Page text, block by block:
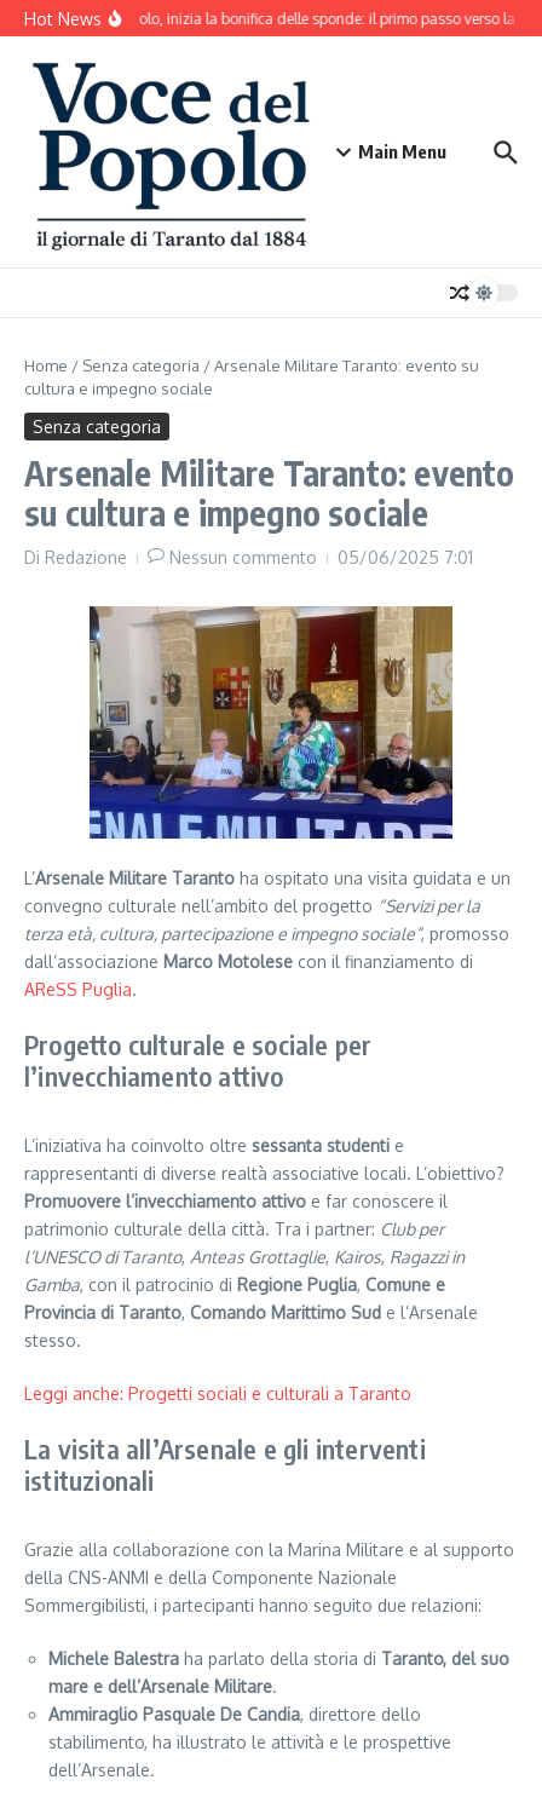
Salta al contenuto
Hot NewsMar Piccolo, inizia la bonifica delle sponde: il primo passo verso la
Main Menu
Home / Senza categoria /Arsenale Militare Taranto: evento su
cultura e impegno sociale
Senza categoria
Arsenale Militare Taranto: evento
su cultura e impegno sociale
Di Redazione Nessun commento 05/06/2025 7:01
L’Arsenale Militare Taranto ha ospitato una visita guidata e un
convegno culturale nell’ambito del progetto “Servizi per la
terza età, cultura, partecipazione e impegno sociale”, promosso
dall’associazione Marco Motolese con il finanziamento di
AReSS Puglia.
Progetto culturale e sociale per
l’invecchiamento attivo
L’iniziativa ha coinvolto oltre sessanta studenti e
rappresentanti di diverse realtà associative locali. L’obiettivo?
Promuovere l’invecchiamento attivo e far conoscere il
patrimonio culturale della città. Tra i partner: Club per
l’UNESCO di Taranto, Anteas Grottaglie, Kairos, Ragazzi in
Gamba, con il patrocinio di Regione Puglia, Comune e
Provincia di Taranto, Comando Marittimo Sud e l’Arsenale
stesso.
Leggi anche: Progetti sociali e culturali a Taranto
La visita all’Arsenale e gli interventi
istituzionali
Grazie alla collaborazione con la Marina Militare e al supporto
della CNS-ANMI e della Componente Nazionale
Sommergibilisti, i partecipanti hanno seguito due relazioni:
Michele Balestra ha parlato della storia di Taranto, del suo
mare e dell’Arsenale Militare.
Ammiraglio Pasquale De Candia, direttore dello
stabilimento, ha illustrato le attività e le prospettive
dell’Arsenale.